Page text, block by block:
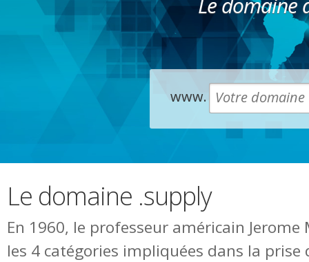
www.
Le domaine .supply
En 1960, le professeur américain Jerome
les 4 catégories impliquées dans la prise